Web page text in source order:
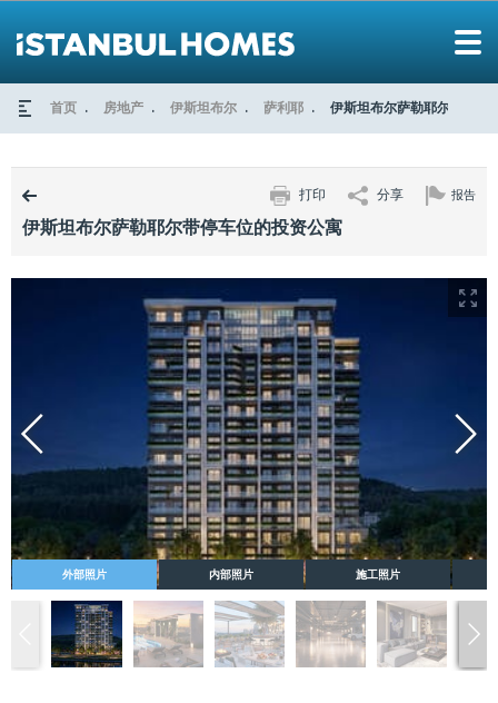
首页 房地产 伊斯坦布尔 萨利耶 伊斯坦布尔萨勒耶尔带停车
报告
分享
打印
伊斯坦布尔萨勒耶尔带停车位的投资公寓
外部照片 内部照片 施工照片